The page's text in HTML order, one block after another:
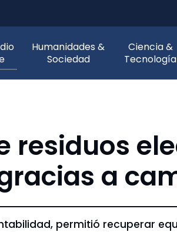
Humanidades &
Sociedad
Ciencia &
Tecnología
residuos
a
permitió recuperar